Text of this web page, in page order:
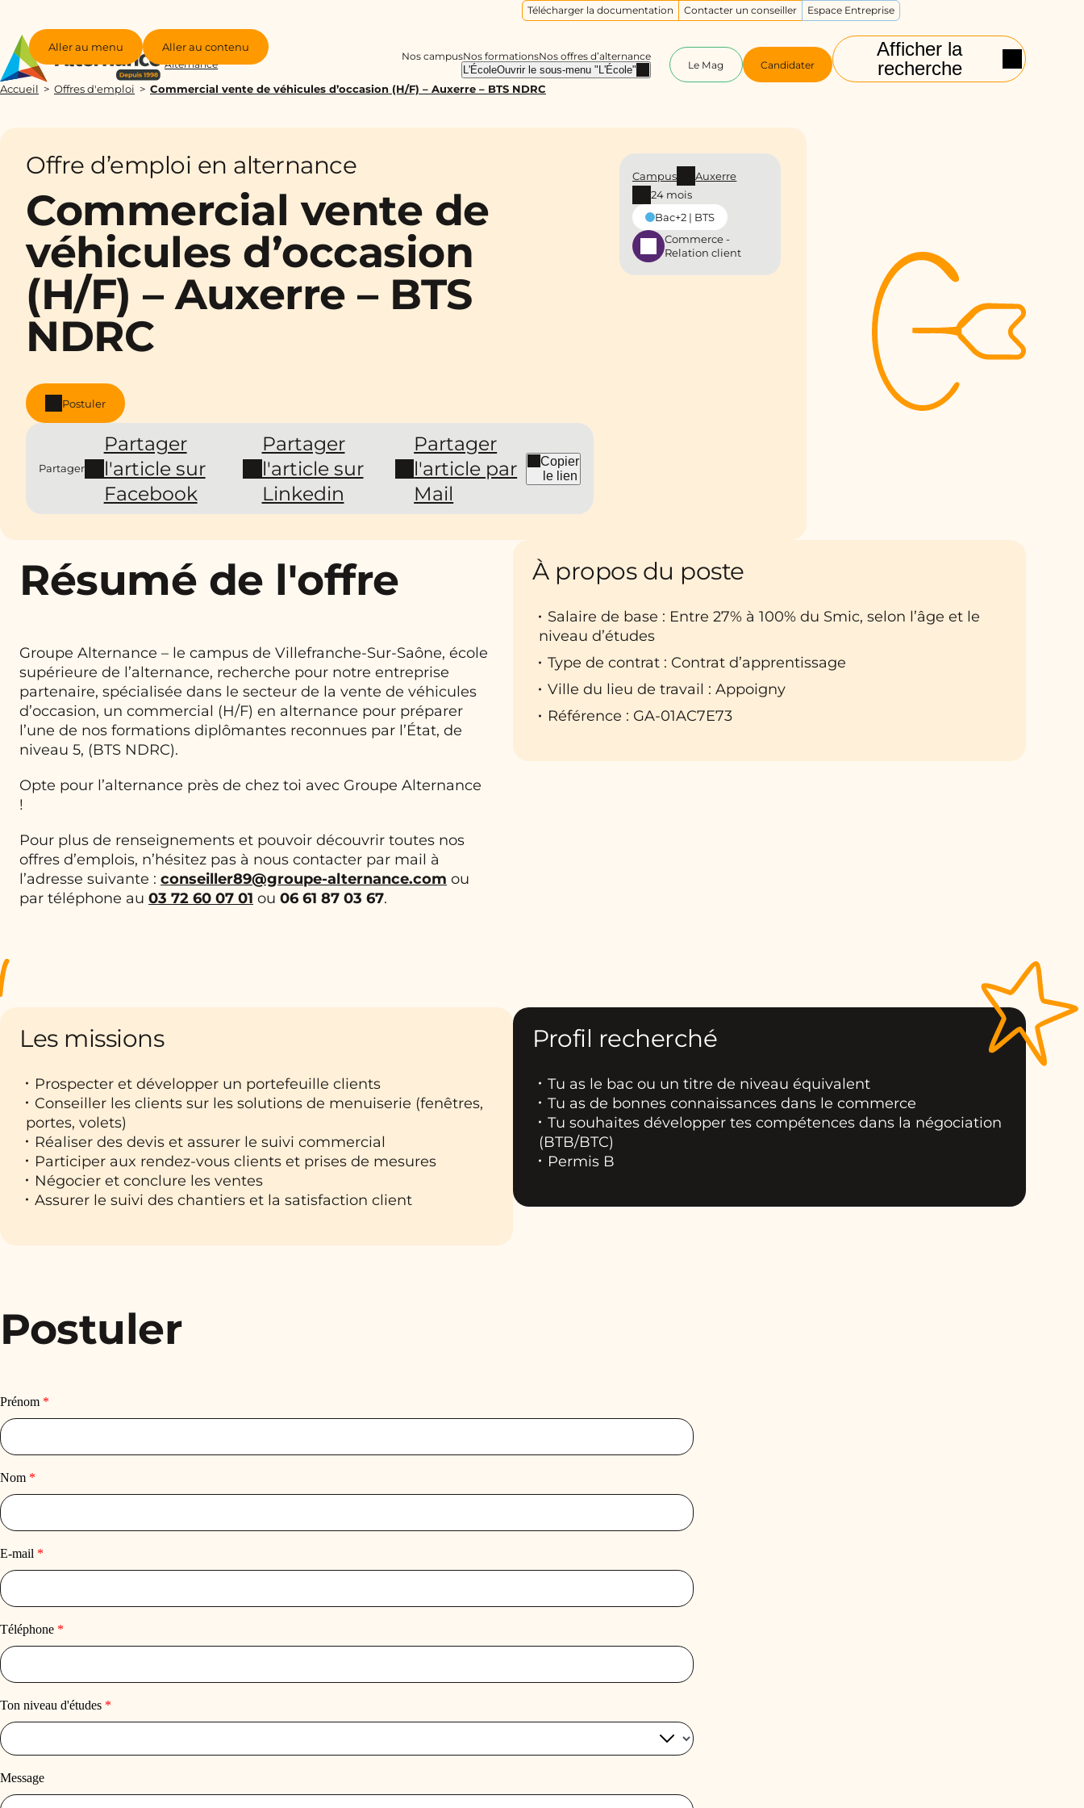
Aller au menu Aller au contenu
Groupe
Alternance
Afficher la
recherche
Nos campusNos formationsNos offres d’alternance
L'ÉcoleOuvrir le sous-menu "L'École" Le Mag Candidater
Télécharger la documentation Contacter un conseiller Espace Entreprise
Accueil Offres d'emploi Commercial vente de véhicules d’occasion (H/F) – Auxerre – BTS NDRC
Offre d’emploi en alternance
Commercial vente de
véhicules d’occasion
(H/F) – Auxerre – BTS
NDRC
Postuler
Partager
Partager
l'article sur
Facebook
Partager
l'article sur
Linkedin
Partager
l'article par
Mail
Copier
le lien
Campus
Auxerre
24 mois
Bac+2 | BTS
Commerce -
Relation client
Résumé de l'offre
Groupe Alternance – le campus de Villefranche-Sur-Saône, école
supérieure de l’alternance, recherche pour notre entreprise
partenaire, spécialisée dans le secteur de la vente de véhicules
d’occasion, un commercial (H/F) en alternance pour préparer
l’une de nos formations diplômantes reconnues par l’État, de
niveau 5, (BTS NDRC).
Opte pour l’alternance près de chez toi avec Groupe Alternance
!
Pour plus de renseignements et pouvoir découvrir toutes nos
offres d’emplois, n’hésitez pas à nous contacter par mail à
l’adresse suivante : conseiller89@groupe-alternance.com ou
par téléphone au 03 72 60 07 01 ou 06 61 87 03 67.
À propos du poste
Salaire de base : Entre 27% à 100% du Smic, selon l’âge et le
niveau d’études
Type de contrat : Contrat d’apprentissage
Ville du lieu de travail : Appoigny
Référence : GA-01AC7E73
Les missions
Prospecter et développer un portefeuille clients
Conseiller les clients sur les solutions de menuiserie (fenêtres,
portes, volets)
Réaliser des devis et assurer le suivi commercial
Participer aux rendez-vous clients et prises de mesures
Négocier et conclure les ventes
Assurer le suivi des chantiers et la satisfaction client
Profil recherché
Tu as le bac ou un titre de niveau équivalent
Tu as de bonnes connaissances dans le commerce
Tu souhaites développer tes compétences dans la négociation
(BTB/BTC)
Permis B
Postuler